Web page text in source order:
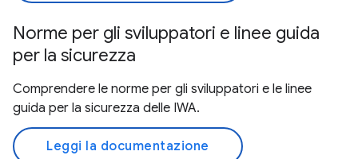
Norme per gli sviluppatori e linee guida
per la sicurezza
Comprendere le norme per gli sviluppatori e le linee
guida per la sicurezza delle IWA.
Leggi la documentazione